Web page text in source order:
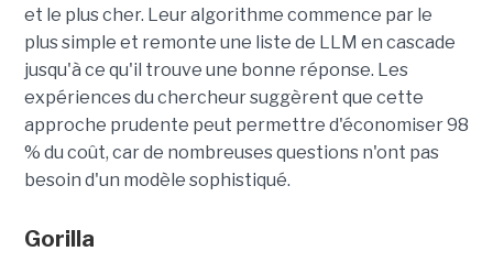
et le plus cher. Leur algorithme commence par le
plus simple et remonte une liste de LLM en cascade
jusqu'à ce qu'il trouve une bonne réponse. Les
expériences du chercheur suggèrent que cette
approche prudente peut permettre d'économiser 98
% du coût, car de nombreuses questions n'ont pas
besoin d'un modèle sophistiqué.
Gorilla